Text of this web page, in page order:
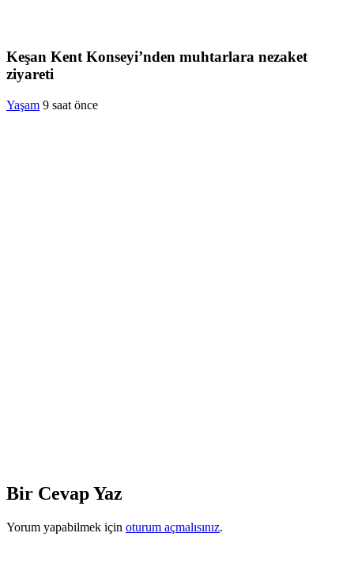
Keşan Kent Konseyi’nden muhtarlara nezaket
ziyareti
Yaşam 9 saat önce
Bir Cevap Yaz
Yorum yapabilmek için oturum açmalısınız.